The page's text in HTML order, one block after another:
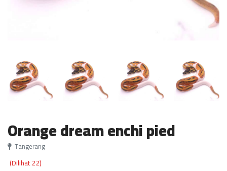
Orange dream enchi pied
Tangerang
(Dilihat 22)